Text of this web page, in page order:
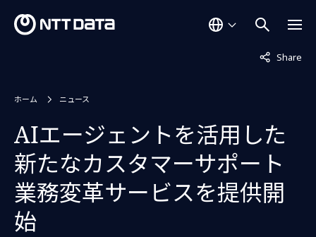
Share
非表示中
ホーム ニュース
AIエージェントを活用した
新たなカスタマーサポート
業務変革サービスを提供開
始